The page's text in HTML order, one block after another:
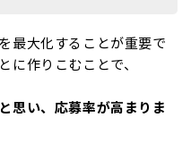
最大化することが重要で
に作りこむことで、
思い、応募率が高まりま